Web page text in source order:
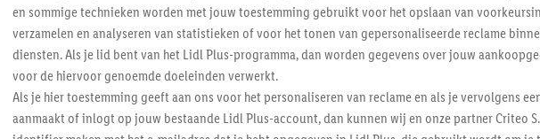
en sommige technieken worden met jouw toestemming gebruikt voor het opslaan van
verzamelen en analyseren van statistieken of voor het tonen van gepersonaliseerde reclame
diensten. Als je lid bent van het Lidl Plus-programma, dan worden gegevens over jouw
voor de hiervoor genoemde doeleinden verwerkt.
Als je hier toestemming geeft aan ons voor het personaliseren van reclame en als je vervolgens
aanmaakt of inlogt op jouw bestaande Lidl Plus-account, dan kunnen wij en onze partner Criteo